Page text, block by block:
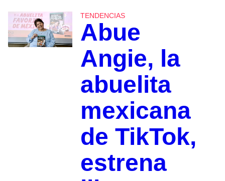
TENDENCIAS
Abue
Angie, la
abuelita
mexicana
de TikTok,
estrena